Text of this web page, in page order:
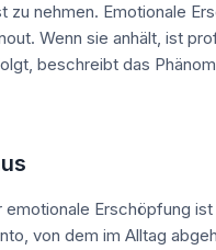
zu nehmen. Emotionale
Wenn sie anhält, ist
beschreibt das
Erschöpfung
von dem im Alltag